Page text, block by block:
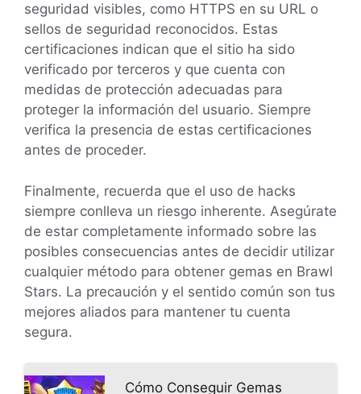
seguridad visibles, como HTTPS en su URL o
sellos de seguridad reconocidos. Estas
certificaciones indican que el sitio ha sido
verificado por terceros y que cuenta con
medidas de protección adecuadas para
proteger la información del usuario. Siempre
verifica la presencia de estas certificaciones
antes de proceder.
Finalmente, recuerda que el uso de hacks
siempre conlleva un riesgo inherente. Asegúrate
de estar completamente informado sobre las
posibles consecuencias antes de decidir utilizar
cualquier método para obtener gemas en Brawl
Stars. La precaución y el sentido común son tus
mejores aliados para mantener tu cuenta
segura.
Cómo Conseguir Gemas